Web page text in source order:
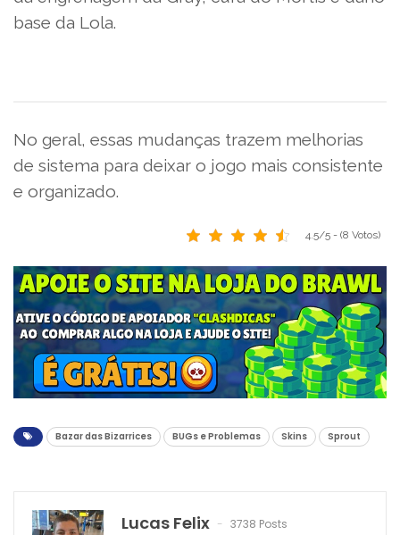
base da Lola.
No geral, essas mudanças trazem melhorias
de sistema para deixar o jogo mais consistente
e organizado.
4.5/5 - (8 Votos)
Bazar das Bizarrices BUGs e Problemas Skins Sprout
Lucas Felix 3738 Posts